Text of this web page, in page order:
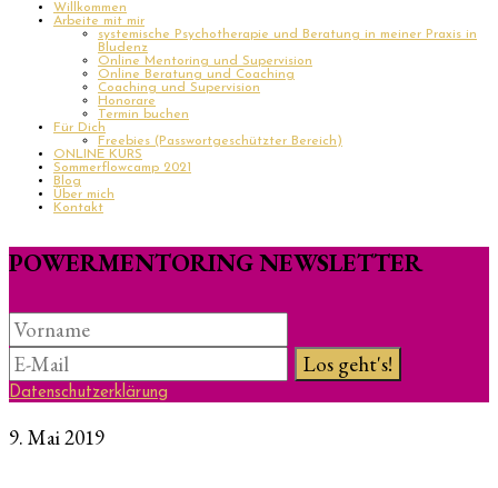
Willkommen
Arbeite mit mir
systemische Psychotherapie und Beratung in meiner Praxis in
Bludenz
Online Mentoring und Supervision
Online Beratung und Coaching
Coaching und Supervision
Honorare
Termin buchen
Für Dich
Freebies (Passwortgeschützter Bereich)
ONLINE KURS
Sommerflowcamp 2021
Blog
Über mich
Kontakt
POWERMENTORING NEWSLETTER
Datenschutzerklärung
9. Mai 2019